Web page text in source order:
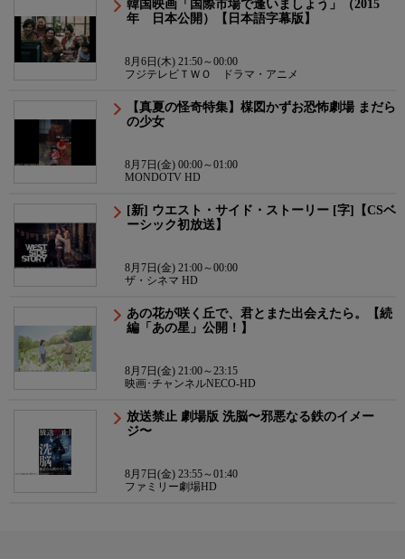
韓国映画「国際市場で逢いましょう」（2015
年 日本公開）【日本語字幕版】
8月6日(木) 21:50～00:00
フジテレビＴＷＯ ドラマ・アニメ
【真夏の怪奇特集】楳図かずお恐怖劇場 まだら
の少女
8月7日(金) 00:00～01:00
MONDOTV HD
[新] ウエスト・サイド・ストーリー [字]【CSベ
ーシック初放送】
8月7日(金) 21:00～00:00
ザ・シネマ HD
あの花が咲く丘で、君とまた出会えたら。【続
編「あの星」公開！】
8月7日(金) 21:00～23:15
映画･チャンネルNECO-HD
放送禁止 劇場版 洗脳〜邪悪なる鉄のイメー
ジ〜
8月7日(金) 23:55～01:40
ファミリー劇場HD